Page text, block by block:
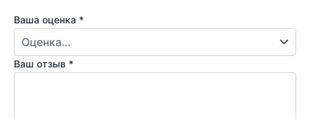
Ваша оценка *
Ваш отзыв *